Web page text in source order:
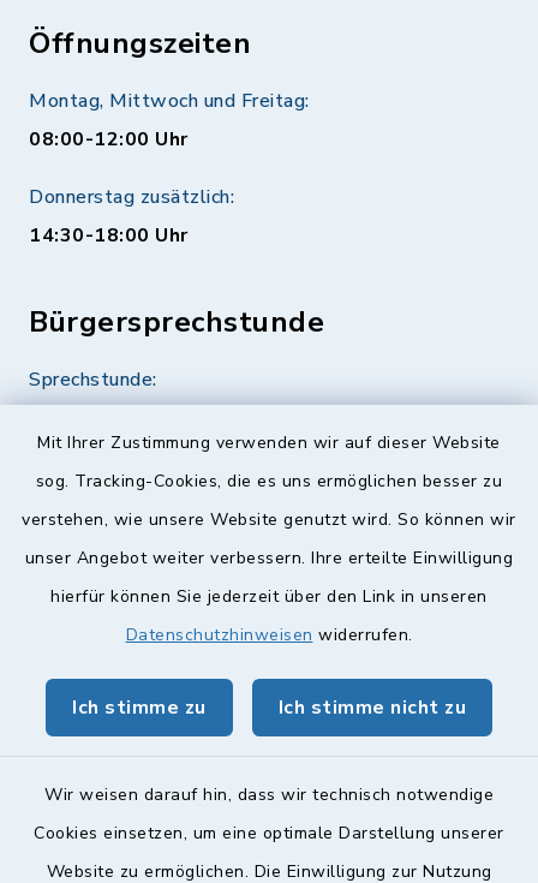
Mit Ihrer Zustimmung verwenden wir auf dieser Website
sog. Tracking-Cookies, die es uns ermöglichen besser zu
verstehen, wie unsere Website genutzt wird. So können wir
unser Angebot weiter verbessern. Ihre erteilte Einwilligung
hierfür können Sie jederzeit über den Link in unseren
Datenschutzhinweisen widerrufen.
Ich stimme zu Ich stimme nicht zu
Wir weisen darauf hin, dass wir technisch notwendige
Cookies einsetzen, um eine optimale Darstellung unserer
Website zu ermöglichen. Die Einwilligung zur Nutzung
Öffnungszeiten
Montag, Mittwoch und Freitag:
08:00-12:00 Uhr
Donnerstag zusätzlich:
14:30-18:00 Uhr
Bürgersprechstunde
Sprechstunde:
Quicklinks
Landkreis Lichtenfels
geoPortal Lichtenfels